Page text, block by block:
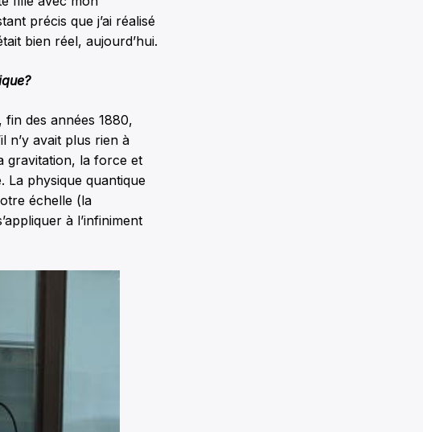
précis que j’ai réalisé
bien réel, aujourd’hui.
des années 1880,
n’y avait plus rien à
gravitation, la force et
La physique quantique
échelle (la
à l’infiniment